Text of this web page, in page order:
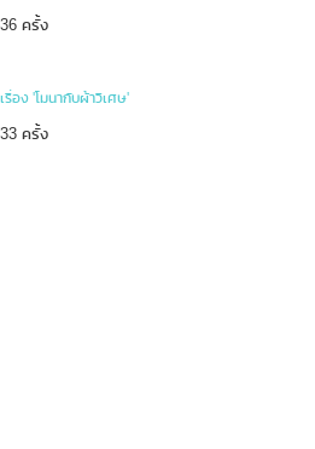
ครั้ง
รื่อง 'โมนากับผ้าวิเศษ'
ครั้ง